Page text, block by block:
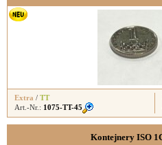
Extra / TT
Art.-Nr.: 1075-TT-45
Kontejnery ISO